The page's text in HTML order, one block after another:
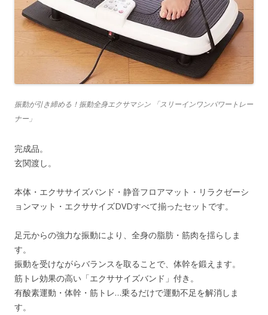
振動が引き締める！振動全身エクサマシン 「スリーインワンパワートレー
ナー」
完成品。
玄関渡し。
本体・エクササイズバンド・静音フロアマット・リラクゼーシ
ョンマット・エクササイズDVDすべて揃ったセットです。
足元からの強力な振動により、全身の脂肪・筋肉を揺らしま
す。
振動を受けながらバランスを取ることで、体幹を鍛えます。
筋トレ効果の高い「エクササイズバンド」付き。
有酸素運動・体幹・筋トレ…乗るだけで運動不足を解消しま
す。